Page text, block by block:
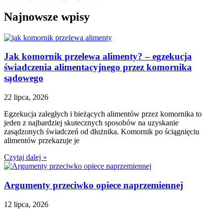
Najnowsze wpisy
Jak komornik przelewa alimenty? – egzekucja
świadczenia alimentacyjnego przez komornika
sądowego
22 lipca, 2026
Egzekucja zaległych i bieżących alimentów przez komornika to
jeden z najbardziej skutecznych sposobów na uzyskanie
zasądzonych świadczeń od dłużnika. Komornik po ściągnięciu
alimentów przekazuje je
Czytaj dalej »
Argumenty przeciwko opiece naprzemiennej
12 lipca, 2026